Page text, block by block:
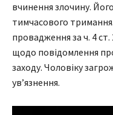
вчинення злочину.
тимчасового
провадження за ч. 4
щодо повідомлення
заходу. Чоловіку
ув’язнення.